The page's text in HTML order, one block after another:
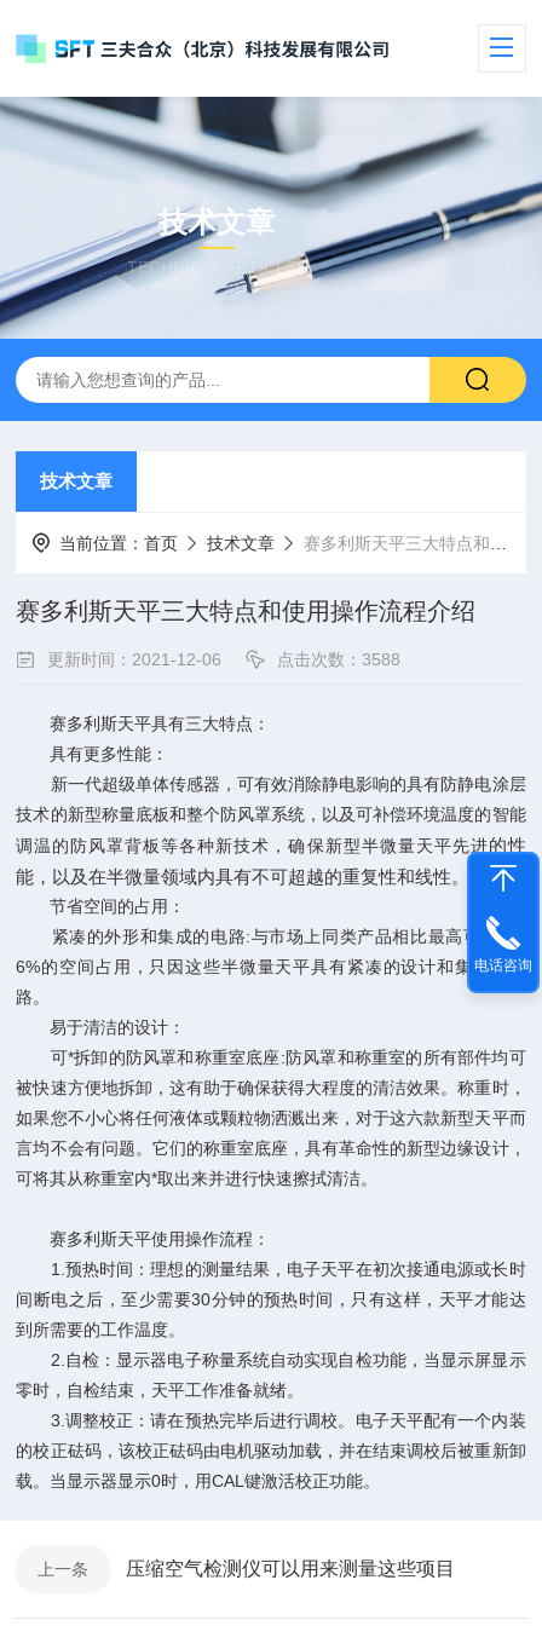
技术文章
TECHNICAL ARTICLES
技术文章
当前位置：首页 技术文章 赛多利斯天平三大特点和使用操作流程介绍
赛多利斯天平三大特点和使用操作流程介绍
更新时间：2021-12-06 点击次数：3588
赛多利斯天平具有三大特点：
具有更多性能：
新一代超级单体传感器，可有效消除静电影响的具有防静电涂层
技术的新型称量底板和整个防风罩系统，以及可补偿环境温度的智能
调温的防风罩背板等各种新技术，确保新型半微量天平先进的性
能，以及在半微量领域内具有不可超越的重复性和线性。
节省空间的占用：
紧凑的外形和集成的电路:与市场上同类产品相比最高可节约3
6%的空间占用，只因这些半微量天平具有紧凑的设计和集成式电
路。
易于清洁的设计：
可*拆卸的防风罩和称重室底座:防风罩和称重室的所有部件均可
被快速方便地拆卸，这有助于确保获得大程度的清洁效果。称重时，
如果您不小心将任何液体或颗粒物洒溅出来，对于这六款新型天平而
言均不会有问题。它们的称重室底座，具有革命性的新型边缘设计，
可将其从称重室内*取出来并进行快速擦拭清洁。
赛多利斯天平使用操作流程：
1.预热时间：理想的测量结果，电子天平在初次接通电源或长时
间断电之后，至少需要30分钟的预热时间，只有这样，天平才能达
到所需要的工作温度。
2.自检：显示器电子称量系统自动实现自检功能，当显示屏显示
零时，自检结束，天平工作准备就绪。
3.调整校正：请在预热完毕后进行调校。电子天平配有一个内装
的校正砝码，该校正砝码由电机驱动加载，并在结束调校后被重新卸
载。当显示器显示0时，用CAL键激活校正功能。
上一条 压缩空气检测仪可以用来测量这些项目
电话咨询